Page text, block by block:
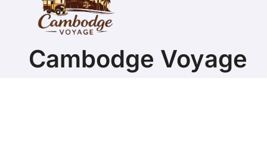
Cambodge Voyage